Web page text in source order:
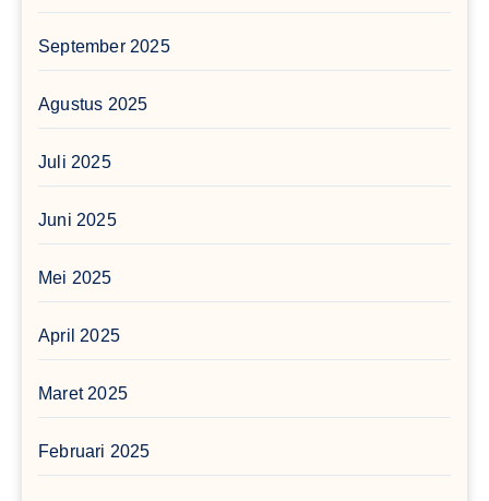
September 2025
Agustus 2025
Juli 2025
Juni 2025
Mei 2025
April 2025
Maret 2025
Februari 2025